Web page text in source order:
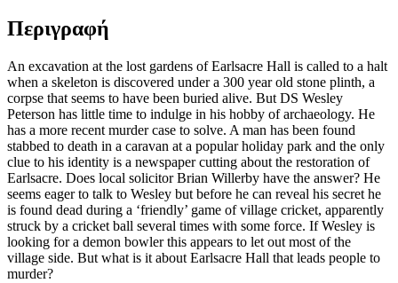
Περιγραφή
An excavation at the lost gardens of Earlsacre Hall is called to a halt
when a skeleton is discovered under a 300 year old stone plinth, a
corpse that seems to have been buried alive. But DS Wesley
Peterson has little time to indulge in his hobby of archaeology. He
has a more recent murder case to solve. A man has been found
stabbed to death in a caravan at a popular holiday park and the only
clue to his identity is a newspaper cutting about the restoration of
Earlsacre. Does local solicitor Brian Willerby have the answer? He
seems eager to talk to Wesley but before he can reveal his secret he
is found dead during a ‘friendly’ game of village cricket, apparently
struck by a cricket ball several times with some force. If Wesley is
looking for a demon bowler this appears to let out most of the
village side. But what is it about Earlsacre Hall that leads people to
murder?